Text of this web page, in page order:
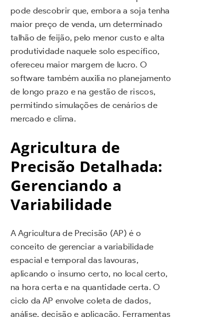
pode descobrir que, embora a soja tenha
maior preço de venda, um determinado
talhão de feijão, pelo menor custo e alta
produtividade naquele solo específico,
ofereceu maior margem de lucro. O
software também auxilia no planejamento
de longo prazo e na gestão de riscos,
permitindo simulações de cenários de
mercado e clima.
Agricultura de
Precisão Detalhada:
Gerenciando a
Variabilidade
A Agricultura de Precisão (AP) é o
conceito de gerenciar a variabilidade
espacial e temporal das lavouras,
aplicando o insumo certo, no local certo,
na hora certa e na quantidade certa. O
ciclo da AP envolve coleta de dados,
análise, decisão e aplicação. Ferramentas